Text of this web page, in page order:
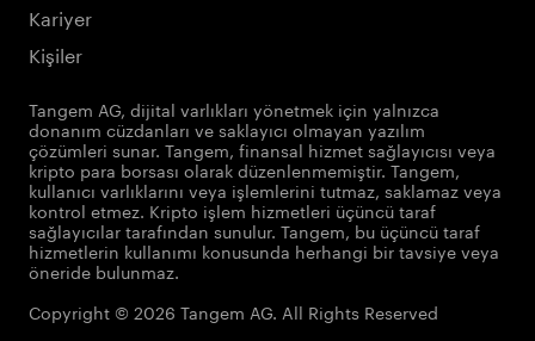
Kariyer
Kişiler
Tangem AG, dijital varlıkları yönetmek için yalnızca
donanım cüzdanları ve saklayıcı olmayan yazılım
çözümleri sunar. Tangem, finansal hizmet sağlayıcısı veya
kripto para borsası olarak düzenlenmemiştir. Tangem,
kullanıcı varlıklarını veya işlemlerini tutmaz, saklamaz veya
kontrol etmez. Kripto işlem hizmetleri üçüncü taraf
sağlayıcılar tarafından sunulur. Tangem, bu üçüncü taraf
hizmetlerin kullanımı konusunda herhangi bir tavsiye veya
öneride bulunmaz.